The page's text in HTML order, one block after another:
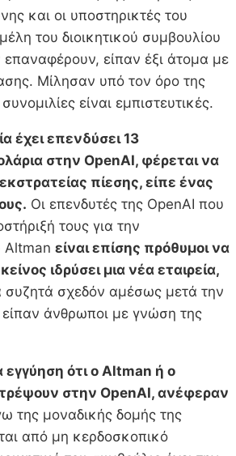
και οι υποστηρικτές του
του διοικητικού συμβουλίου
είπαν έξι άτομα με
Μίλησαν υπό τον όρο της
είναι εμπιστευτικές.
έχει επενδύσει 13
στην OpenAI, φέρεται να
πίεσης, είπε ένας
Οι επενδυτές της OpenAI που
τους για την
Altman είναι επίσης πρόθυμοι να
ιδρύσει μια νέα εταιρεία,
συζητά σχεδόν αμέσως μετά την
άνθρωποι με γνώση της
εγγύηση ότι ο Altman ή ο
στην OpenAI, ανέφεραν
της μοναδικής δομής της
από μη κερδοσκοπικό